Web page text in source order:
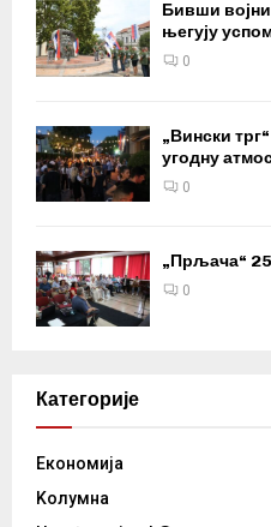
Бивши
његују
0
„Вински
угодну
0
„Прљача“
0
Категорије
Eкономија
Kолумнa